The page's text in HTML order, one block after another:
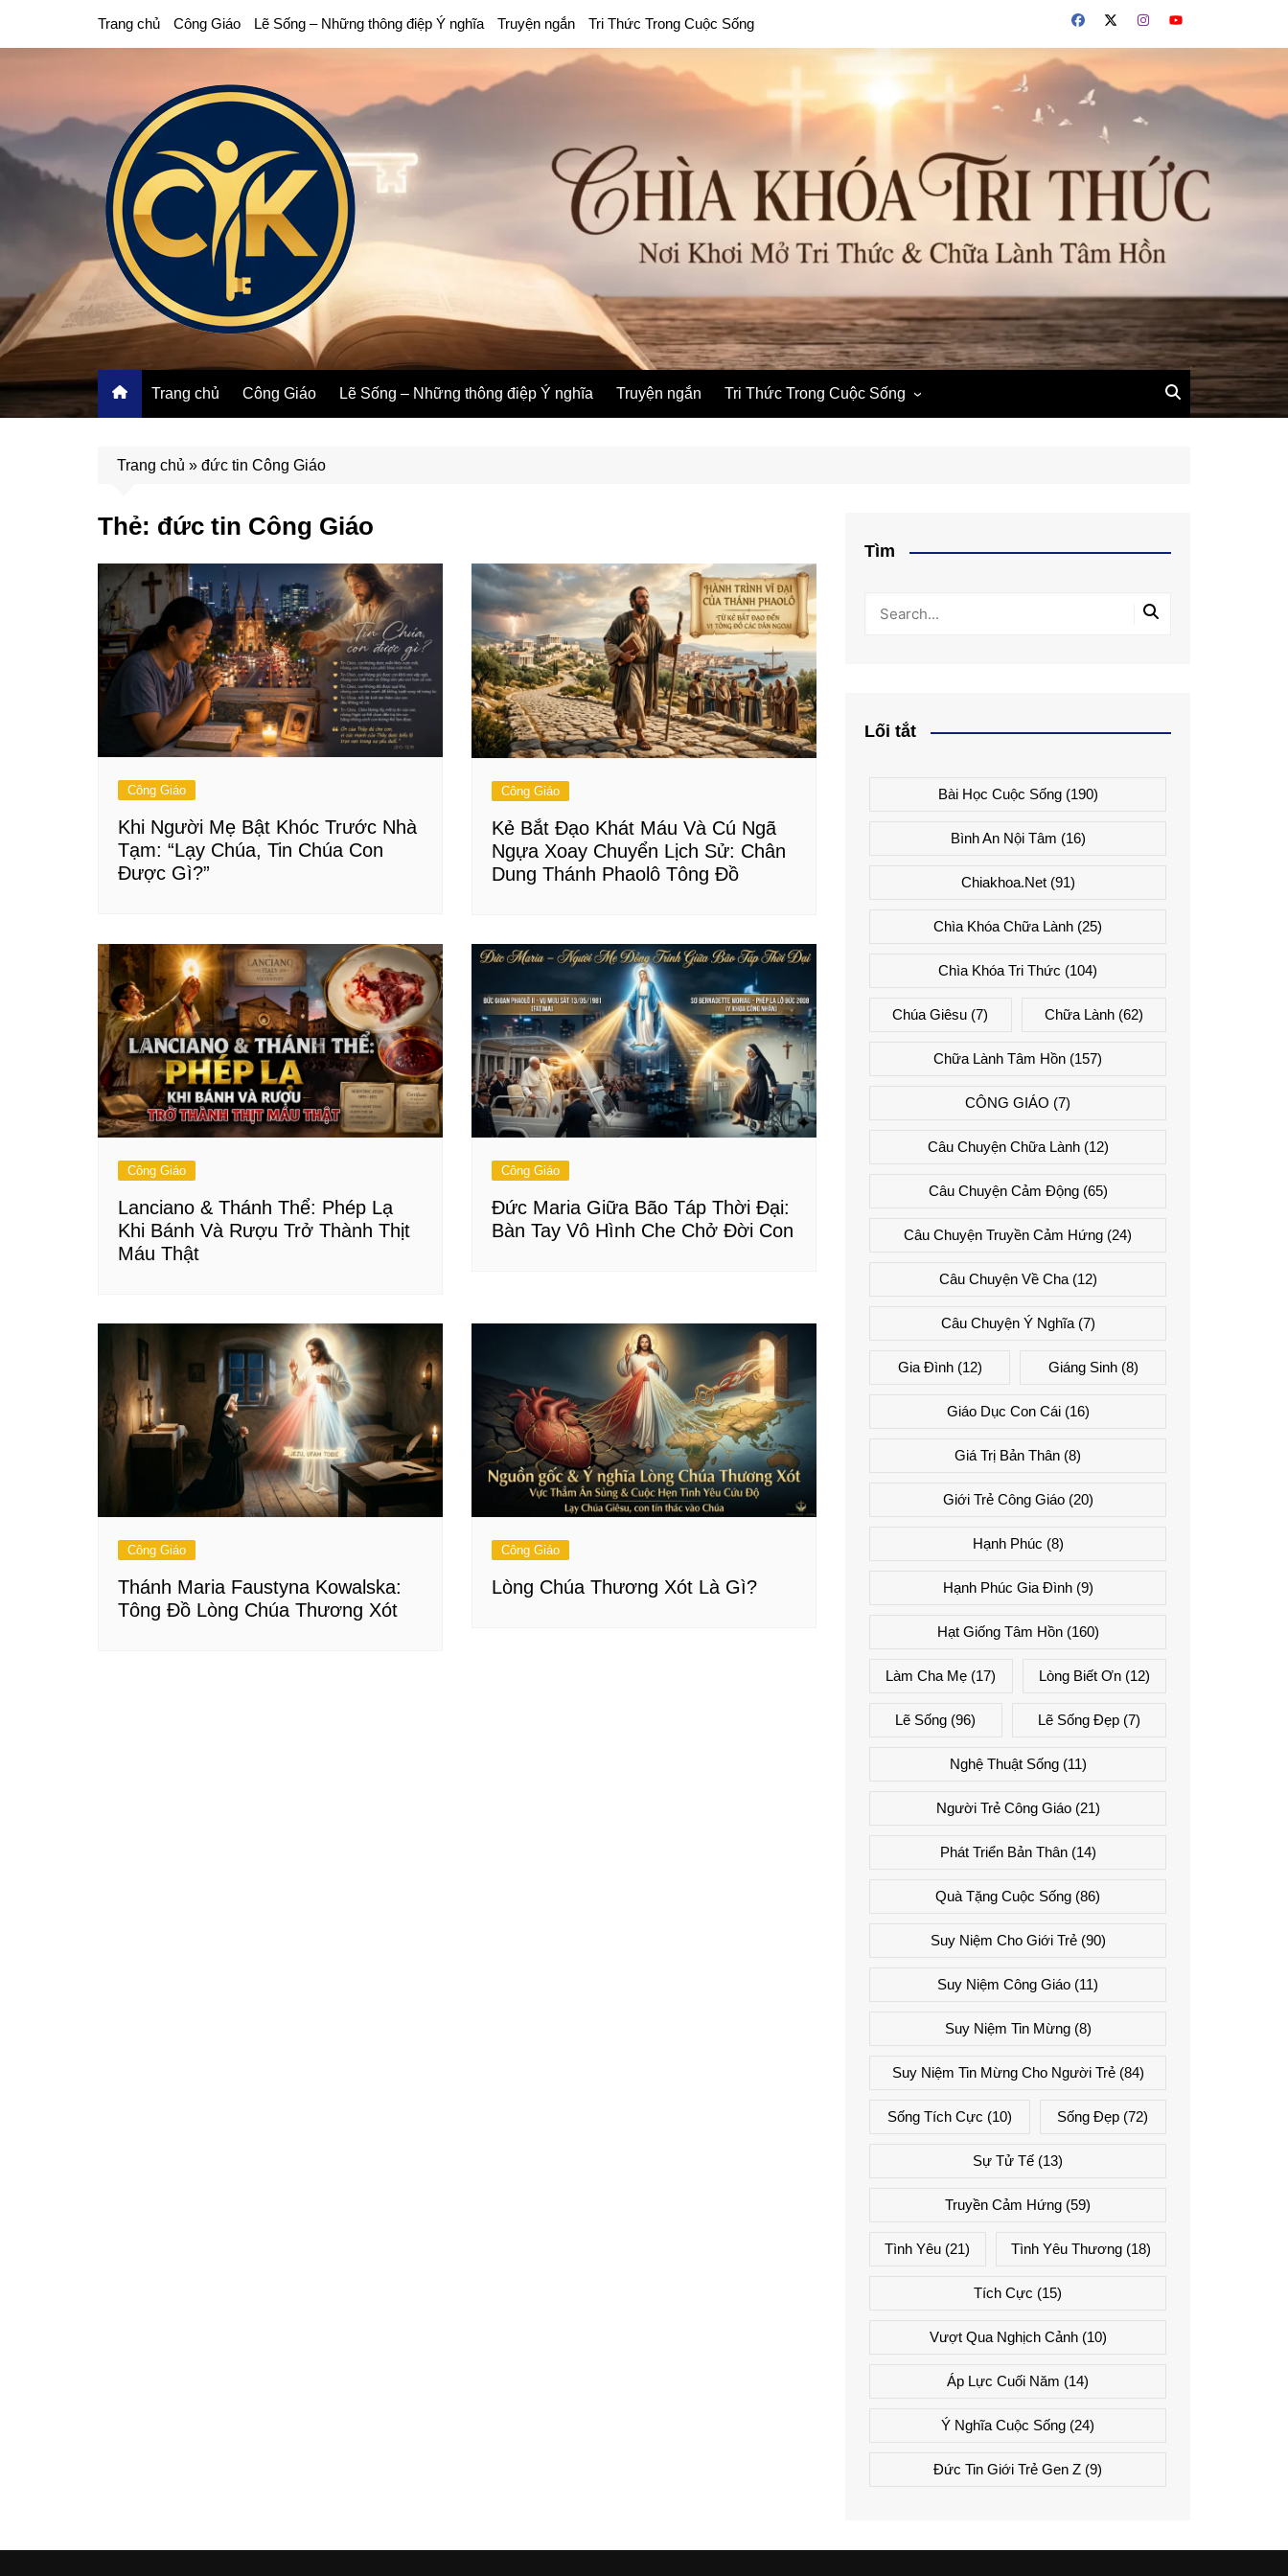
Trang chủ Công Giáo Lẽ Sống – Những thông điệp Ý nghĩa Truyện ngắn Tri Thức Trong Cuộc Sống
Trang chủ Công Giáo Lẽ Sống – Những thông điệp Ý nghĩa Truyện ngắn Tri Thức Trong Cuộc Sống
Trang chủ » đức tin Công Giáo
Thẻ: đức tin Công Giáo
Công Giáo
Khi Người Mẹ Bật Khóc Trước Nhà
Tạm: “Lạy Chúa, Tin Chúa Con
Được Gì?”
Công Giáo
Kẻ Bắt Đạo Khát Máu Và Cú Ngã
Ngựa Xoay Chuyển Lịch Sử: Chân
Dung Thánh Phaolô Tông Đồ
Công Giáo
Lanciano & Thánh Thể: Phép Lạ
Khi Bánh Và Rượu Trở Thành Thịt
Máu Thật
Công Giáo
Đức Maria Giữa Bão Táp Thời Đại:
Bàn Tay Vô Hình Che Chở Đời Con
Công Giáo
Thánh Maria Faustyna Kowalska:
Tông Đồ Lòng Chúa Thương Xót
Công Giáo
Lòng Chúa Thương Xót Là Gì?
Tìm
Lối tắt
Bài Học Cuộc Sống(190)
Bình An Nội Tâm (16)
Chiakhoa.net(91)
Chìa Khóa Chữa Lành (25)
Chìa Khóa Tri Thức (104)
Chúa Giêsu (7) Chữa Lành(62)
Chữa Lành Tâm Hồn (157)
CÔNG GIÁO (7)
Câu Chuyện Chữa Lành(12)
Câu Chuyện Cảm Động(65)
Câu Chuyện Truyền Cảm Hứng (24)
Câu Chuyện Về Cha(12)
Câu Chuyện Ý Nghĩa(7)
Gia Đình(12) Giáng Sinh(8)
Giáo Dục Con Cái(16)
Giá Trị Bản Thân (8)
Giới Trẻ Công Giáo(20)
Hạnh Phúc (8)
Hạnh Phúc Gia Đình(9)
Hạt Giống Tâm Hồn(160)
Làm Cha Mẹ (17) Lòng Biết Ơn(12)
Lẽ Sống (96) Lẽ Sống Đẹp(7)
Nghệ Thuật Sống(11)
Người Trẻ Công Giáo(21)
Phát Triển Bản Thân(14)
Quà Tặng Cuộc Sống (86)
Suy Niệm Cho Giới Trẻ(90)
Suy Niệm Công Giáo (11)
Suy Niệm Tin Mừng(8)
Suy Niệm Tin Mừng Cho Người Trẻ(84)
Sống Tích Cực (10) Sống Đẹp (72)
Sự Tử Tế (13)
Truyền Cảm Hứng (59)
Tình Yêu (21) Tình Yêu Thương(18)
Tích Cực (15)
Vượt Qua Nghịch Cảnh(10)
Áp Lực Cuối Năm (14)
Ý Nghĩa Cuộc Sống (24)
Đức Tin Giới Trẻ Gen Z (9)